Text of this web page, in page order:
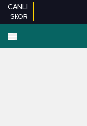
CANLI
SKOR